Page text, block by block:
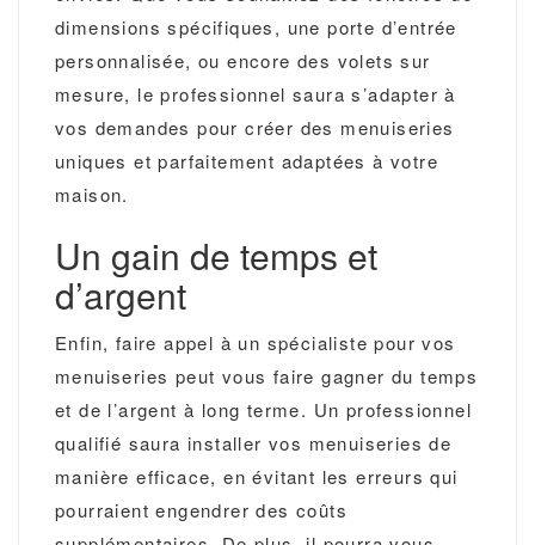
dimensions spécifiques, une porte d’entrée
personnalisée, ou encore des volets sur
mesure, le professionnel saura s’adapter à
vos demandes pour créer des menuiseries
uniques et parfaitement adaptées à votre
maison.
Un gain de temps et
d’argent
Enfin, faire appel à un spécialiste pour vos
menuiseries peut vous faire gagner du temps
et de l’argent à long terme. Un professionnel
qualifié saura installer vos menuiseries de
manière efficace, en évitant les erreurs qui
pourraient engendrer des coûts